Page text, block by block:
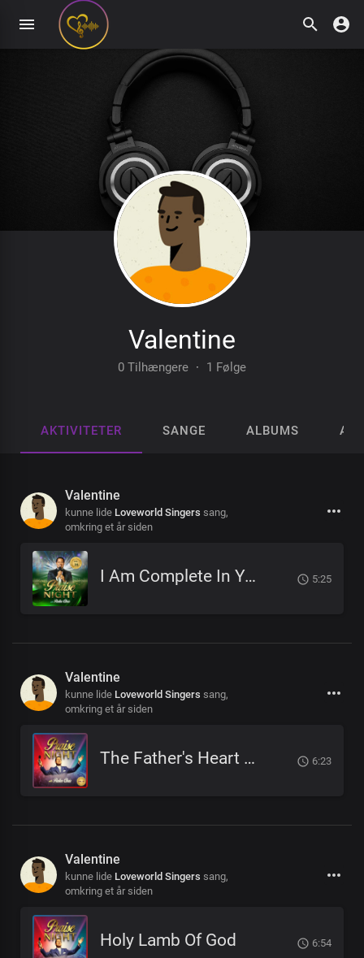
Valentine
0 Tilhængere · 1 Følge
AKTIVITETER SANGE ALBUMS
Valentine
kunne lide Loveworld Singers sang,
omkring et år siden
I Am Complete In You 5:25
Valentine
kunne lide Loveworld Singers sang,
omkring et år siden
The Father's Heart Unveiled 6:23
Valentine
kunne lide Loveworld Singers sang,
omkring et år siden
Holy Lamb Of God 6:54